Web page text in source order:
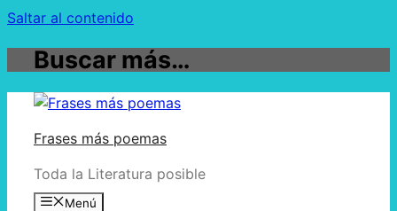
Saltar al contenido
Buscar más…
Frases más poemas
Toda la Literatura posible
Menú